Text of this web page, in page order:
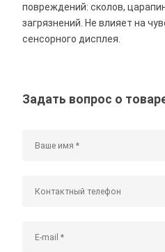
повреждений: сколов,
загрязнений. Не влияет на
сенсорного дисплея.
Задать вопрос о